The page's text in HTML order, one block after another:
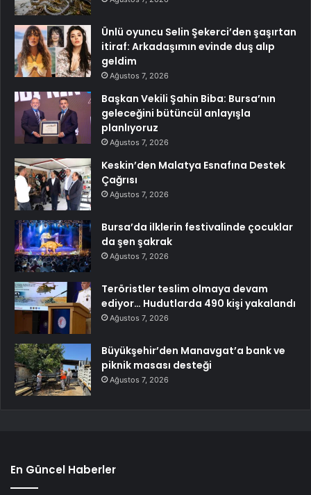
Ünlü oyuncu Selin Şekerci’den şaşırtan
itiraf: Arkadaşımın evinde duş alıp
geldim
Ağustos 7, 2026
Başkan Vekili Şahin Biba: Bursa’nın
geleceğini bütüncül anlayışla
planlıyoruz
Ağustos 7, 2026
Keskin’den Malatya Esnafına Destek
Çağrısı
Ağustos 7, 2026
Bursa’da ilklerin festivalinde çocuklar
da şen şakrak
Ağustos 7, 2026
Teröristler teslim olmaya devam
ediyor… Hudutlarda 490 kişi yakalandı
Ağustos 7, 2026
Büyükşehir’den Manavgat’a bank ve
piknik masası desteği
Ağustos 7, 2026
En Güncel Haberler